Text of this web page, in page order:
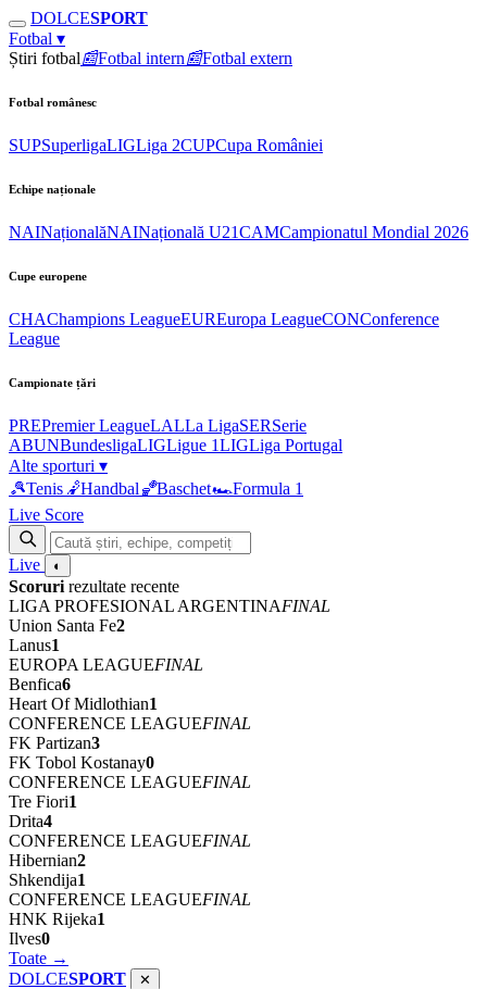
DOLCESPORT
Fotbal ▾
Știri fotbal📰Fotbal intern📰Fotbal extern
Fotbal românesc
SUPSuperligaLIGLiga 2CUPCupa României
Echipe naționale
NAINaționalăNAINațională U21CAMCampionatul Mondial 2026
Cupe europene
CHAChampions LeagueEUREuropa LeagueCONConference
League
Campionate țări
PREPremier LeagueLALLa LigaSERSerie
ABUNBundesligaLIGLigue 1LIGLiga Portugal
Alte sporturi ▾
🎾Tenis 🤾Handbal🏀Baschet🏎Formula 1
Live Score
Live ◐
Scoruri rezultate recente
LIGA PROFESIONAL ARGENTINAFINAL
Union Santa Fe2
Lanus1
EUROPA LEAGUEFINAL
Benfica6
Heart Of Midlothian1
CONFERENCE LEAGUEFINAL
FK Partizan3
FK Tobol Kostanay0
CONFERENCE LEAGUEFINAL
Tre Fiori1
Drita4
CONFERENCE LEAGUEFINAL
Hibernian2
Shkendija1
CONFERENCE LEAGUEFINAL
HNK Rijeka1
Ilves0
Toate →
DOLCESPORT ✕